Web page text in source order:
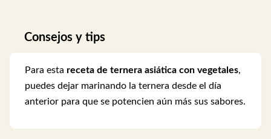
Consejos y tips
Para esta receta de ternera asiática con vegetales,
puedes dejar marinando la ternera desde el día
anterior para que se potencien aún más sus sabores.